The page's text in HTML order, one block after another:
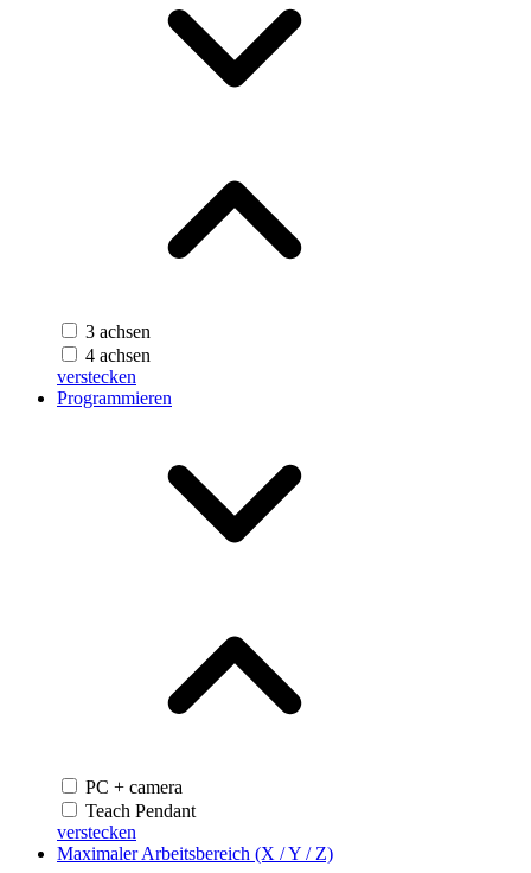
3 achsen
4 achsen
verstecken
Programmieren
PC + camera
Teach Pendant
verstecken
Maximaler Arbeitsbereich (X / Y / Z)